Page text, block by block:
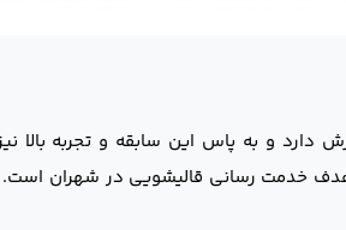
و به پاس این سابقه و تجربه بالا
خدمت رسانی قالیشویی در شهران است.